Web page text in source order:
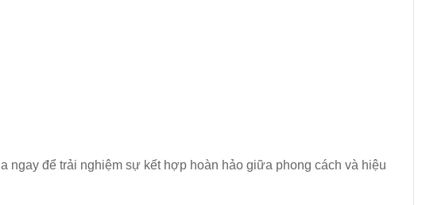
ngay để trải nghiệm sự kết hợp hoàn hảo giữa phong cách và hiệu